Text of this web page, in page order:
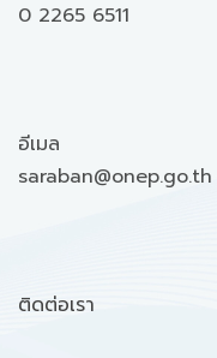
0 2265 6511
อีเมล
saraban@onep.go.th
ติดต่อเรา